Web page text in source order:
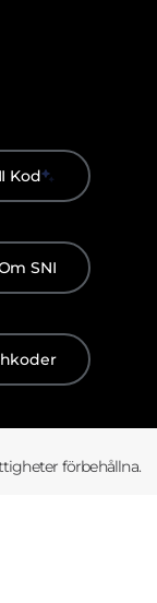
Kod
SNI
förbehållna.